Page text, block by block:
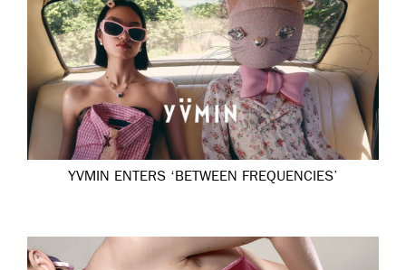
YVMIN ENTERS ‘BETWEEN FREQUENCIES’